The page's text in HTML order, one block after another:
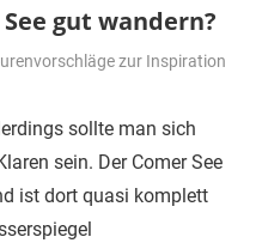
gut wandern?
zur Inspiration
sollte man sich
sein. Der Comer See
ist dort quasi komplett